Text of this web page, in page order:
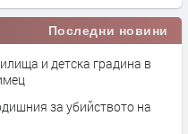
Последни новини
и детска градина в
за убийството на